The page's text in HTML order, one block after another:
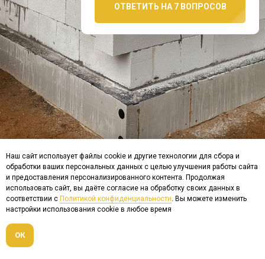
ОТВЕТИТЬ НА 7 ВОПРОСОВ
ПОДПИШИТЕСЬ НА
НАШ ТЕЛЕГРАМ!
Там вы найдёте фото
реализованных объектов,разбор
планировок домов,а так же
свежие новости о строительстве
Наш сайт использует файлы cookie и другие технологии для сбора и
обработки ваших персональных данных с целью улучшения работы сайта
и предоставления персонализированного контента. Продолжая
использовать сайт, вы даёте согласие на обработку своих данных в
соответствии с Политикой конфиденциальности. Вы можете изменить
настройки использования cookie в любое время
ОК
По моему мнению данная технология имеет
перспективы